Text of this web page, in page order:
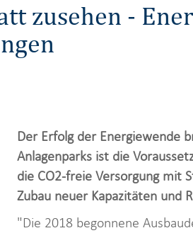
zusehen -
Der Erfolg der Energiewende
Anlagenparks ist die
die CO2-freie Versorgung mit
Zubau neuer Kapazitäten und
"Die 2018 begonnene